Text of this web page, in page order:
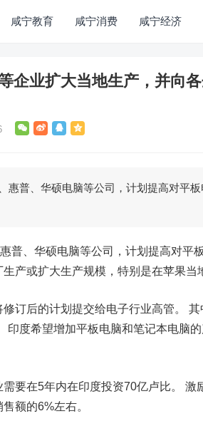
咸宁教育 咸宁消费 咸宁经济
企业扩大当地生产，并向
惠普、华硕电脑等公司，计划提高对平
普、华硕电脑等公司，计划提高对平
产或扩大生产规模，特别是在苹果当
订后的计划提交给电子行业高管。
度希望增加平板电脑和笔记本电脑的
要在5年内在印度投资70亿卢比。 激
额的6%左右。